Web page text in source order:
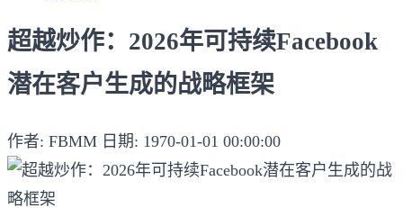
超越炒作：2026年可持续Facebook
潜在客户生成的战略框架
作者: FBMM 日期: 1970-01-01 00:00:00